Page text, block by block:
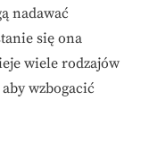
nadawać
się ona
wiele rodzajów
wzbogacić